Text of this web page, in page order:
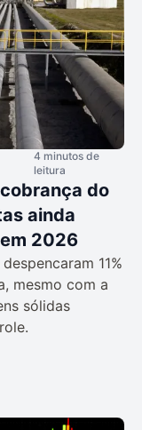
4 minutos de
leitura
do
ainda
2026
11%
mesmo com a
sólidas